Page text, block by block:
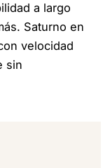
a largo
Saturno en
velocidad
sin